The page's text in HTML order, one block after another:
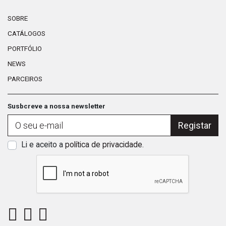
SOBRE
CATÁLOGOS
PORTFÓLIO
NEWS
PARCEIROS
Susbcreve a nossa newsletter
Registar
Li e aceito a política de privacidade.